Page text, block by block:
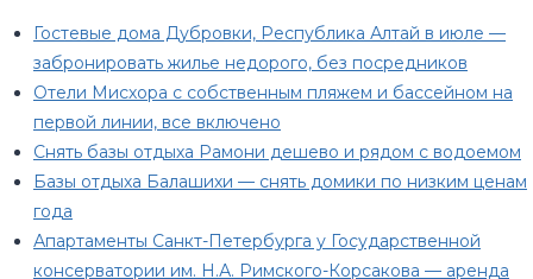
Гостевые дома Дубровки, Республика Алтай в июле —
забронировать жилье недорого, без посредников
Отели Мисхора с собственным пляжем и бассейном на
первой линии, все включено
Снять базы отдыха Рамони дешево и рядом с водоемом
Базы отдыха Балашихи — снять домики по низким ценам
года
Апартаменты Санкт-Петербурга у Государственной
консерватории им. Н.А. Римского-Корсакова — аренда